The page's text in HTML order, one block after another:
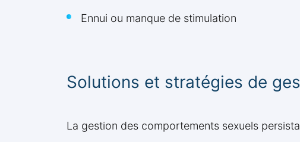
Ennui ou manque de stimulation
Solutions et stratégies de
La gestion des comportements sexuels